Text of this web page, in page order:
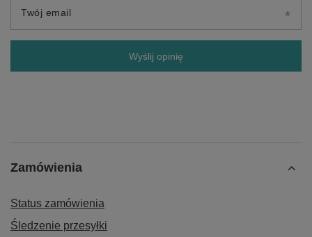
Twój email
Wyślij opinię
Zamówienia
Status zamówienia
Śledzenie przesyłki